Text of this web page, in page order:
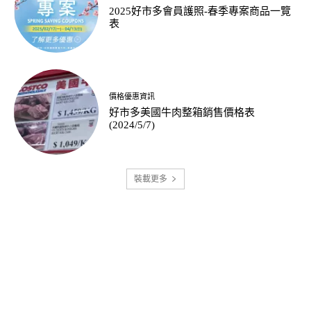
2025好市多會員護照-春季專案商品一覽
表
價格優惠資訊
好市多美國牛肉整箱銷售價格表
(2024/5/7)
裝載更多